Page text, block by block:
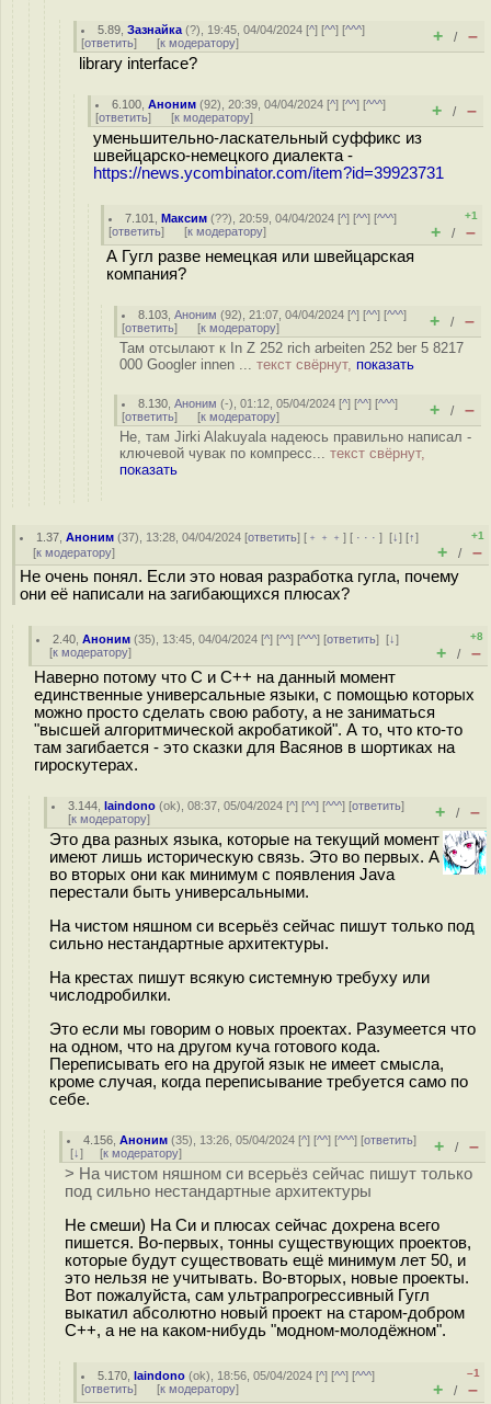
5.89 ,Зазнайка (?), 19:45, 04/04/2024 [^] [^^] [^^^]
[ответить] [к модератору] + / –
library interface?
6.100 ,Аноним (92), 20:39, 04/04/2024 [^] [^^] [^^^]
[ответить] [к модератору] + / –
уменьшительно-ласкательный суффикс из
швейцарско-немецкого диалекта -
https://news.ycombinator.com/item?id=39923731
7.101 ,Максим (??), 20:59, 04/04/2024 [^] [^^] [^^^]
[ответить] [к модератору]
+1
+ / –
А Гугл разве немецкая или швейцарская
компания?
8.103 ,Аноним (92), 21:07, 04/04/2024 [^] [^^] [^^^]
[ответить] [к модератору] + / –
Там отсылают к In Z 252 rich arbeiten 252 ber 5 8217
000 Googler innen ... текст свёрнут, показать
8.130 ,Аноним (-), 01:12, 05/04/2024 [^] [^^] [^^^]
[ответить] [к модератору] + / –
Не, там Jirki Alakuyala надеюсь правильно написал -
ключевой чувак по компресс... текст свёрнут,
показать
1.37 ,Аноним (37), 13:28, 04/04/2024 [ответить] [ ﹢﹢﹢] [ · · ·][↓] [↑]
[к модератору]
+1
+ / –
Не очень понял. Если это новая разработка гугла, почему
они её написали на загибающихся плюсах?
2.40 ,Аноним (35), 13:45, 04/04/2024 [^] [^^] [^^^] [ответить][↓]
[к модератору]
+8
+ / –
Наверно потому что С и С++ на данный момент
единственные универсальные языки, с помощью которых
можно просто сделать свою работу, а не заниматься
"высшей алгоритмической акробатикой". А то, что кто-то
там загибается - это сказки для Васянов в шортиках на
гироскутерах.
3.144 ,laindono (ok), 08:37, 05/04/2024 [^] [^^] [^^^] [ответить]
[к модератору] + / –
Это два разных языка, которые на текущий момент
имеют лишь историческую связь. Это во первых. А
во вторых они как минимум с появления Java
перестали быть универсальными.
На чистом няшном си всерьёз сейчас пишут только под
сильно нестандартные архитектуры.
На крестах пишут всякую системную требуху или
числодробилки.
Это если мы говорим о новых проектах. Разумеется что
на одном, что на другом куча готового кода.
Переписывать его на другой язык не имеет смысла,
кроме случая, когда переписывание требуется само по
себе.
4.156 ,Аноним (35), 13:26, 05/04/2024 [^] [^^] [^^^] [ответить]
[↓] [к модератору] + / –
> На чистом няшном си всерьёз сейчас пишут только
под сильно нестандартные архитектуры
Не смеши) На Си и плюсах сейчас дохрена всего
пишется. Во-первых, тонны существующих проектов,
которые будут существовать ещё минимум лет 50, и
это нельзя не учитывать. Во-вторых, новые проекты.
Вот пожалуйста, сам ультрапрогрессивный Гугл
выкатил абсолютно новый проект на старом-добром
С++, а не на каком-нибудь "модном-молодёжном".
5.170 ,laindono (ok), 18:56, 05/04/2024 [^] [^^] [^^^]
[ответить] [к модератору]
–1
+ / –